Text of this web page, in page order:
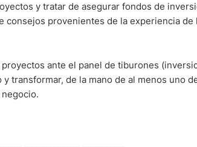
y tratar de asegurar fondos de
consejos provenientes de la experiencia de
ante el panel de tiburones
transformar, de la mano de al menos uno